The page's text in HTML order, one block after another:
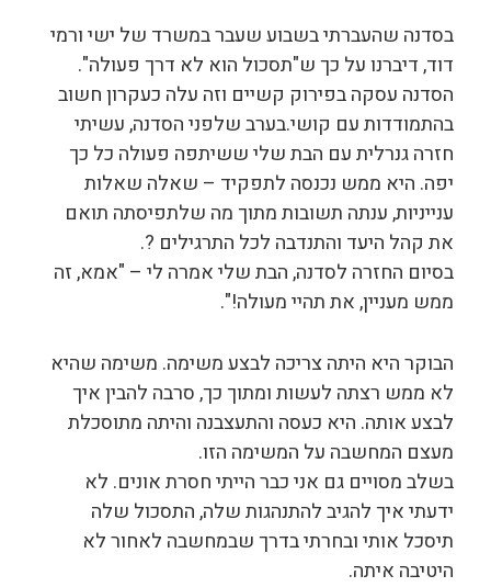
בסדנה שהעברתי בשבוע שעבר במשרד של ישי ורמי
דוד, דיברנו על כך ש"תסכול הוא לא דרך פעולה".
הסדנה עסקה בפירוק קשיים וזה עלה כעקרון חשוב
בהתמודדות עם קושי.בערב שלפני הסדנה, עשיתי
חזרה גנרלית עם הבת שלי ששיתפה פעולה כל כך
יפה. היא ממש נכנסה לתפקיד – שאלה שאלות
ענייניות, ענתה תשובות מתוך מה שלתפיסתה תואם
את קהל היעד והתנדבה לכל התרגילים ?.
בסיום החזרה לסדנה, הבת שלי אמרה לי – "אמא, זה
ממש מעניין, את תהיי מעולה!".
הבוקר היא היתה צריכה לבצע משימה. משימה שהיא
לא ממש רצתה לעשות ומתוך כך, סרבה להבין איך
לבצע אותה. היא כעסה והתעצבנה והיתה מתוסכלת
מעצם המחשבה על המשימה הזו.
בשלב מסויים גם אני כבר הייתי חסרת אונים. לא
ידעתי איך להגיב להתנהגות שלה, התסכול שלה
תיסכל אותי ובחרתי בדרך שבמחשבה לאחור לא
היטיבה איתה.